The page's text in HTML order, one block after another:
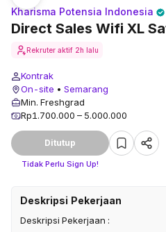
Direct Sales Wifi XL
Kharisma Potensia Indonesia
Rekruter aktif 2h lalu
Kontrak
On-site • Semarang
Min. Freshgrad
Rp1.700.000 – 5.000.000
Ditutup
Tidak Perlu Sign Up!
Deskripsi Pekerjaan
Deskripsi Pekerjaan :